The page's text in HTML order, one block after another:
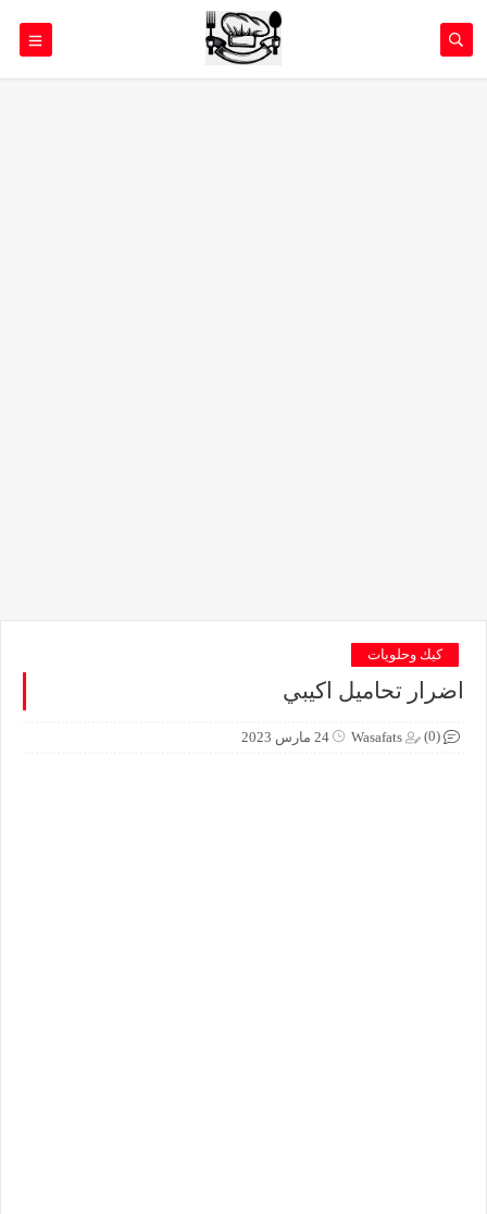
كيك وحلويات
اضرار تحاميل اكيبي
Wasafats 24 مارس 2023 (0)